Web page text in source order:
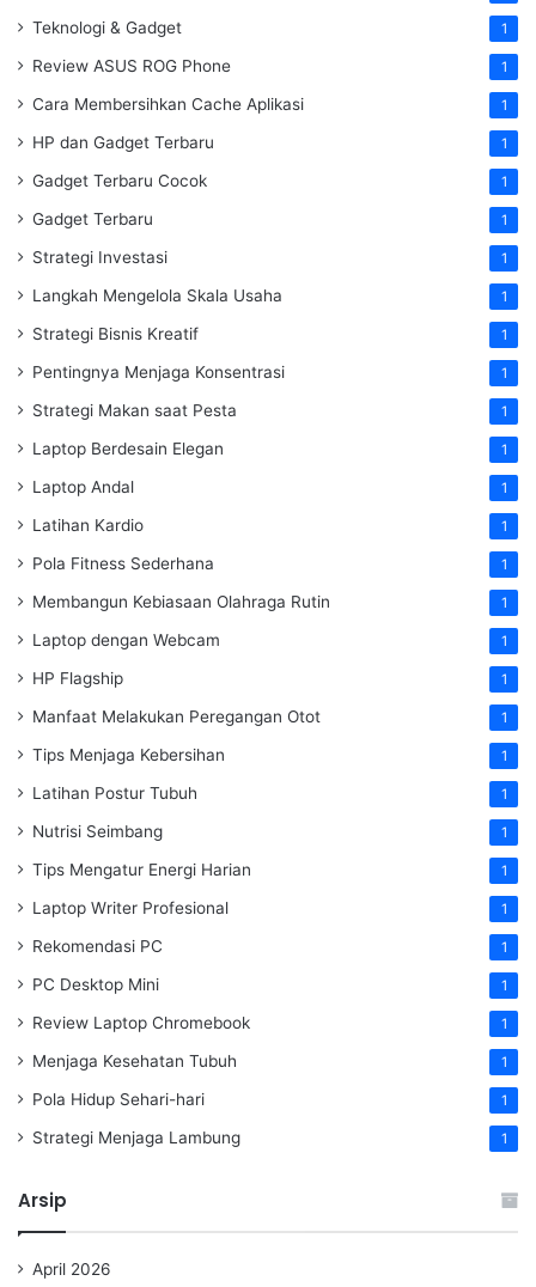
Teknologi & Gadget 1
Review ASUS ROG Phone 1
Cara Membersihkan Cache Aplikasi 1
HP dan Gadget Terbaru 1
Gadget Terbaru Cocok 1
Gadget Terbaru 1
Strategi Investasi 1
Langkah Mengelola Skala Usaha 1
Strategi Bisnis Kreatif 1
Pentingnya Menjaga Konsentrasi 1
Strategi Makan saat Pesta 1
Laptop Berdesain Elegan 1
Laptop Andal 1
Latihan Kardio 1
Pola Fitness Sederhana 1
Membangun Kebiasaan Olahraga Rutin 1
Laptop dengan Webcam 1
HP Flagship 1
Manfaat Melakukan Peregangan Otot 1
Tips Menjaga Kebersihan 1
Latihan Postur Tubuh 1
Nutrisi Seimbang 1
Tips Mengatur Energi Harian 1
Laptop Writer Profesional 1
Rekomendasi PC 1
PC Desktop Mini 1
Review Laptop Chromebook 1
Menjaga Kesehatan Tubuh 1
Pola Hidup Sehari-hari 1
Strategi Menjaga Lambung 1
Arsip
April 2026